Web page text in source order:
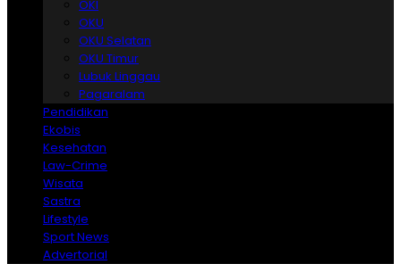
OKI
OKU
OKU Selatan
OKU Timur
Lubuk Linggau
Pagaralam
Pendidikan
Ekobis
Kesehatan
Law-Crime
Wisata
Sastra
Lifestyle
Sport News
Advertorial